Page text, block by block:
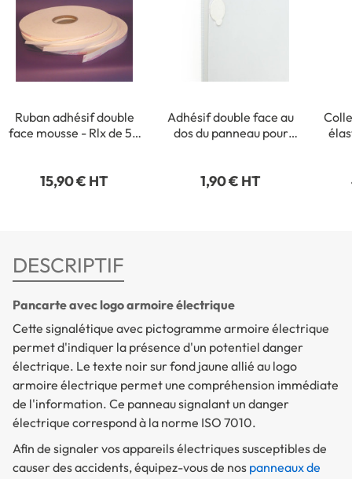
Ruban adhésif double
face mousse - Rlx de 50
15,90 € HT
Adhésif double face au
dos du panneau pour
1,90 € HT
DESCRIPTIF
Pancarte avec logo armoire électrique
Cette signalétique avec pictogramme armoire électrique
permet d'indiquer la présence d'un potentiel danger
électrique. Le texte noir sur fond jaune allié au logo
armoire électrique permet une compréhension immédiate
de l'information. Ce panneau signalant un danger
électrique correspond à la norme ISO 7010.
Afin de signaler vos appareils électriques susceptibles de
causer des accidents, équipez-vous de nos panneaux de